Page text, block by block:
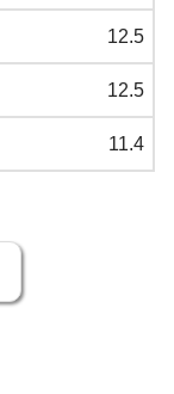
12.5
12.5
11.4